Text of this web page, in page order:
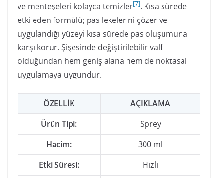
ve menteşeleri kolayca temizler[7]. Kısa sürede
etki eden formülü; pas lekelerini çözer ve
uygulandığı yüzeyi kısa sürede pas oluşumuna
karşı korur. Şişesinde değiştirilebilir valf
olduğundan hem geniş alana hem de noktasal
uygulamaya uygundur.
ÖZELLIK
AÇIKLAMA
Ürün Tipi:
Sprey
Hacim:
300 ml
Etki Süresi:
Hızlı